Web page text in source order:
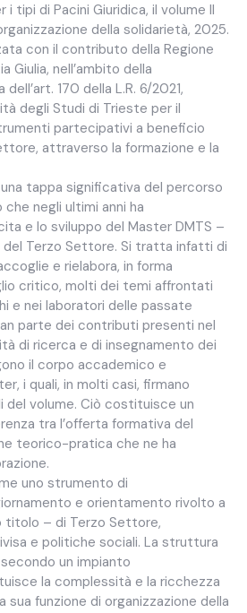
tipi di Pacini Giuridica, il volume Il
della solidarietà, 2025.
con il contributo della Regione
Giulia, nell’ambito della
170 della L.R. 6/2021,
degli Studi di Trieste per il
partecipativi a beneficio
attraverso la formazione e la
tappa significativa del percorso
negli ultimi anni ha
e lo sviluppo del Master DMTS –
Terzo Settore. Si tratta infatti di
e rielabora, in forma
critico, molti dei temi affrontati
e nei laboratori delle passate
parte dei contributi presenti nel
di ricerca e di insegnamento dei
il corpo accademico e
i quali, in molti casi, firmano
volume. Ciò costituisce un
tra l’offerta formativa del
teorico-pratica che ne ha
uno strumento di
e orientamento rivolto a
titolo – di Terzo Settore,
e politiche sociali. La struttura
un impianto
la complessità e la ricchezza
sua funzione di organizzazione della